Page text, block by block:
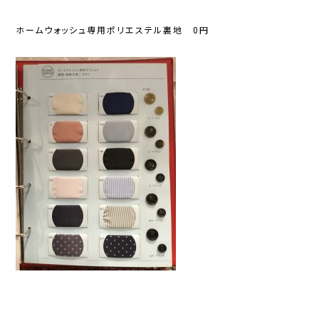
ホームウォッシュ専用ポリエステル裏地 0円